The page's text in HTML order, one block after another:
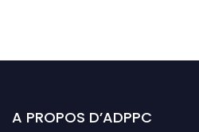
A PROPOS D’ADPPC